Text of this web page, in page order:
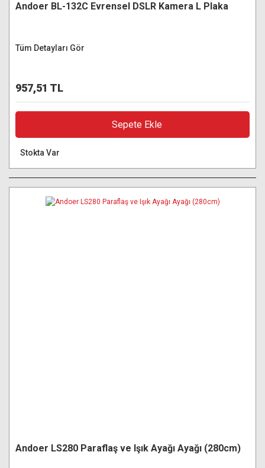
Andoer BL-132C Evrensel DSLR Kamera L Plaka
Tüm Detayları Gör
957,51 TL
Sepete Ekle
Stokta Var
Andoer LS280 Paraflaş ve Işık Ayağı Ayağı (280cm)